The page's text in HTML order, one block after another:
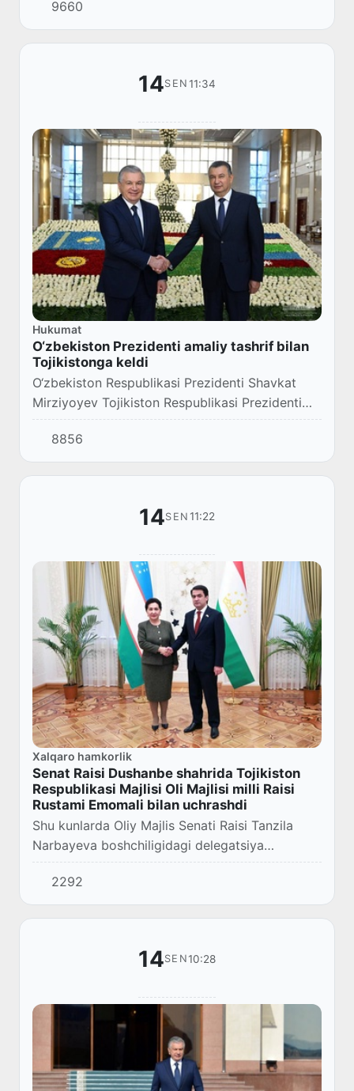
sentabr kuni Dushanbe shahrida o‘tkazilgan
Markaziy...
9660
14SEN 11:34
Hukumat
O‘zbekiston Prezidenti amaliy tashrif bilan
Tojikistonga keldi
O‘zbekiston Respublikasi Prezidenti Shavkat
Mirziyoyev Tojikiston Respublikasi Prezidenti
Emomali Rahmonning taklifiga binoan Dushanbe
shahriga keldi.
8856
14SEN 11:22
Xalqaro hamkorlik
Senat Raisi Dushanbe shahrida Tojikiston
Respublikasi Majlisi Oli Majlisi milli Raisi
Rustami Emomali bilan uchrashdi
Shu kunlarda Oliy Majlis Senati Raisi Tanzila
Narbayeva boshchiligidagi delegatsiya
“Markaziy Osiyoda iqlim oʻzgarishiga
moslashish sharoitida gender tenglikka erishish”
mavzusida...
2292
14SEN10:28